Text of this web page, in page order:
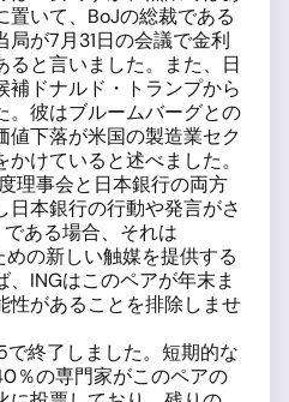
置いて、BoJの総裁である
が7月31日の会議で金利
ると言いました。また、日
補ドナルド・トランプから
。彼はブルームバーグとの
値下落が米国の製造業セク
けていると述べました。
理事会と日本銀行の両方
日本銀行の行動や発言がさ
ある場合、それは
めの新しい触媒を提供する
INGはこのペアが年末ま
性があることを排除しませ
で終了しました。短期的な
％の専門家がこのペアの